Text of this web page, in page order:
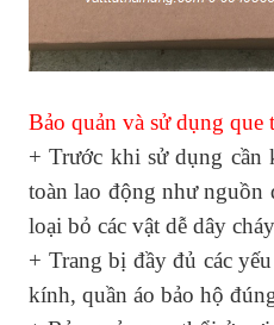
Bảo quản và sử dụng que
+ Trước khi sử dụng cần
toàn lao động như nguồn
loại bỏ các vật dễ dây
+ Trang bị đầy đủ các
kính, quần áo bảo hộ